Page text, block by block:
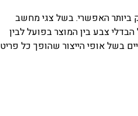
ביותר האפשרי. בשל צגי מחשב
הבדלי צבע בין המוצר בפועל לבין
בשל אופי הייצור שהופך כל פריט